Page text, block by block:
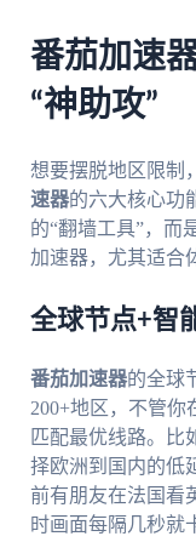
番茄加速
“神助攻”
想要摆脱地区限制
速器的六大核心功
的“翻墙工具”，而
加速器，尤其适合
全球节点+智
番茄加速器的全球
200+地区，不管你
匹配最优线路。比
择欧洲到国内的低
前有朋友在法国看
时画面每隔几秒就